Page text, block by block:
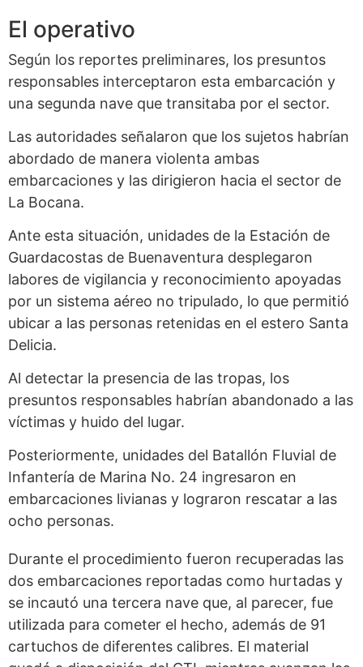
El operativo
Según los reportes preliminares, los presuntos
responsables interceptaron esta embarcación y
una segunda nave que transitaba por el sector.
Las autoridades señalaron que los sujetos habrían
abordado de manera violenta ambas
embarcaciones y las dirigieron hacia el sector de
La Bocana.
Ante esta situación, unidades de la Estación de
Guardacostas de Buenaventura desplegaron
labores de vigilancia y reconocimiento apoyadas
por un sistema aéreo no tripulado, lo que permitió
ubicar a las personas retenidas en el estero Santa
Delicia.
Al detectar la presencia de las tropas, los
presuntos responsables habrían abandonado a las
víctimas y huido del lugar.
Posteriormente, unidades del Batallón Fluvial de
Infantería de Marina No. 24 ingresaron en
embarcaciones livianas y lograron rescatar a las
ocho personas.
Durante el procedimiento fueron recuperadas las
dos embarcaciones reportadas como hurtadas y
se incautó una tercera nave que, al parecer, fue
utilizada para cometer el hecho, además de 91
cartuchos de diferentes calibres. El material